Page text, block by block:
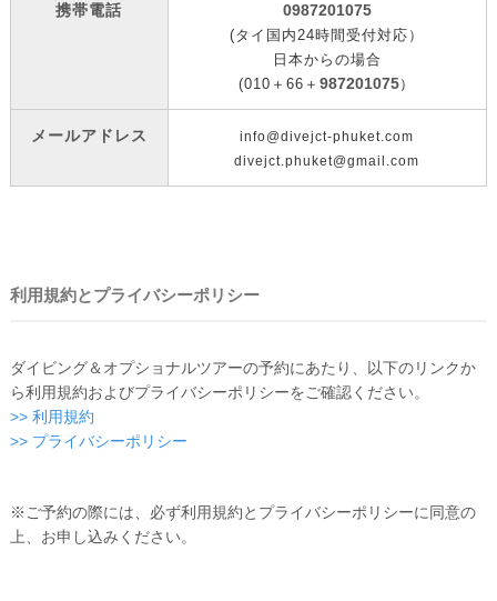
携帯電話 0987201075
(タイ国内24時間受付対応）
日本からの場合
(010＋66＋987201075）
メールアドレス
info@divejct-phuket.com
divejct.phuket@gmail.com
利用規約とプライバシーポリシー
ダイビング＆オプショナルツアーの予約にあたり、以下のリンクか
ら利用規約およびプライバシーポリシーをご確認ください。
>> 利用規約
>> プライバシーポリシー
※ご予約の際には、必ず利用規約とプライバシーポリシーに同意の
上、お申し込みください。